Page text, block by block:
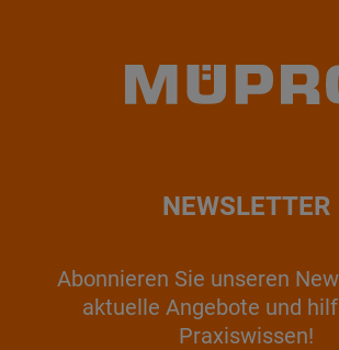
NEWSLETTER
Abonnieren Sie unseren
aktuelle Angebote und
Praxiswissen!